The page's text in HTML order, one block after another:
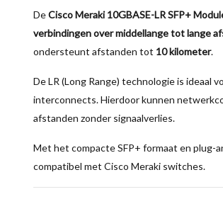
DeCisco Meraki 10GBASE-LR SFP+
verbindingen over middellange tot lange
ondersteunt afstanden tot 10 kilometer.
De LR (Long Range) technologie is ideaal
interconnects. Hierdoor kunnen
afstanden zonder signaalverlies.
Met het compacte SFP+ formaat en
compatibel met Cisco Meraki switches.